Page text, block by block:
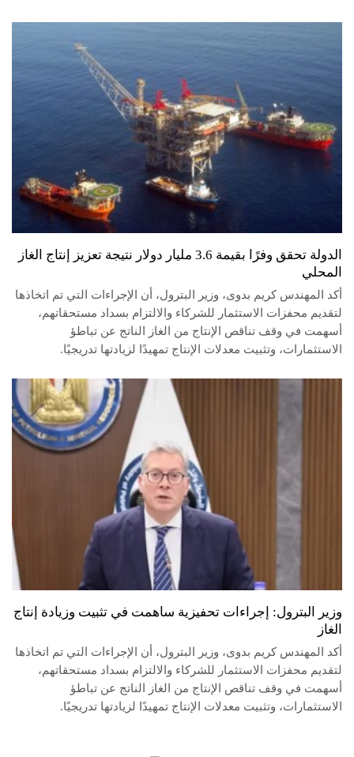
الدولة تحقق وفرًا بقيمة 3.6 مليار دولار نتيجة تعزيز إنتاج الغاز
المحلي
أكد المهندس كريم بدوى، وزير البترول، أن الإجراءات التي تم اتخاذها
لتقديم محفزات الاستثمار للشركاء والالتزام بسداد مستحقاتهم،
أسهمت في وقف تناقص الإنتاج من الغاز الناتج عن تباطؤ
الاستثمارات، وتثبيت معدلات الإنتاج تمهيدًا لزيادتها تدريجيًا.
وزير البترول: إجراءات تحفيزية ساهمت في تثبيت وزيادة إنتاج
الغاز
أكد المهندس كريم بدوى، وزير البترول، أن الإجراءات التي تم اتخاذها
لتقديم محفزات الاستثمار للشركاء والالتزام بسداد مستحقاتهم،
أسهمت في وقف تناقص الإنتاج من الغاز الناتج عن تباطؤ
الاستثمارات، وتثبيت معدلات الإنتاج تمهيدًا لزيادتها تدريجيًا.